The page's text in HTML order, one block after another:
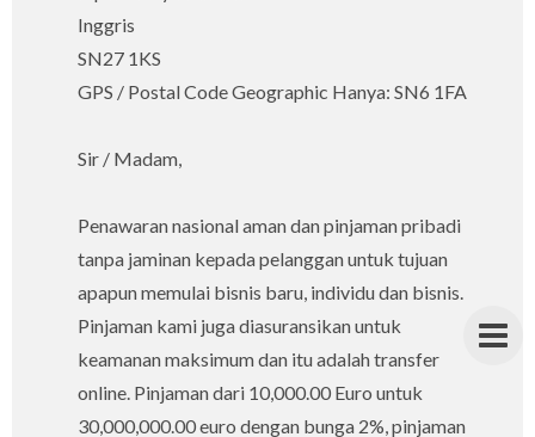
Inggris
SN27 1KS
GPS / Postal Code Geographic Hanya: SN6 1FA
Sir / Madam,
Penawaran nasional aman dan pinjaman pribadi
tanpa jaminan kepada pelanggan untuk tujuan
apapun memulai bisnis baru, individu dan bisnis.
Pinjaman kami juga diasuransikan untuk
keamanan maksimum dan itu adalah transfer
online. Pinjaman dari 10,000.00 Euro untuk
30,000,000.00 euro dengan bunga 2%, pinjaman